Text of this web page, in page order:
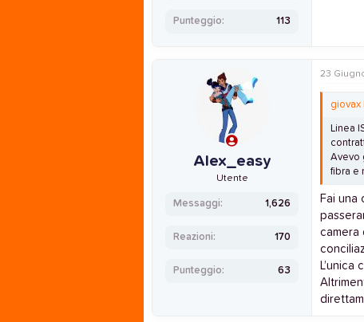
Punteggio 113
Alex_easy
Utente
Messaggi 1,626
Reazioni 170
Punteggio 63
23
giovax
Linea
Avevo
fibra e
Fai una
camera